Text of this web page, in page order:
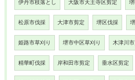
伊丹市枝落とし 大阪市天王寺区剪定
松原市伐採 大津市剪定 堺区伐採
姫路市草刈り 堺市中区草刈り 木津川
精華町伐採 岸和田市剪定 垂水区剪定